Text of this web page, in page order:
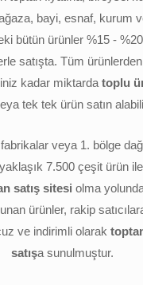
bayi, esnaf, kurum
bütün ürünler %15 -
satışta. Tüm
kadar miktarda toplu
tek tek ürün satın
veya 1. bölge
7.500 çeşit ürün
satış sitesi olma
ürünler, rakip
ve indirimli olarak
satışa sunulmuştur.